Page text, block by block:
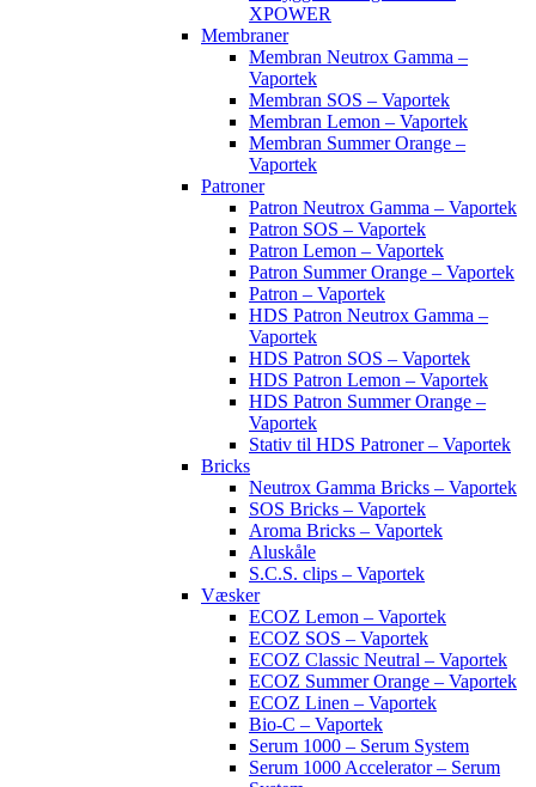
XPOWER
Membraner
Membran Neutrox Gamma –
Vaportek
Membran SOS – Vaportek
Membran Lemon – Vaportek
Membran Summer Orange –
Vaportek
Patroner
Patron Neutrox Gamma – Vaportek
Patron SOS – Vaportek
Patron Lemon – Vaportek
Patron Summer Orange – Vaportek
Patron – Vaportek
HDS Patron Neutrox Gamma –
Vaportek
HDS Patron SOS – Vaportek
HDS Patron Lemon – Vaportek
HDS Patron Summer Orange –
Vaportek
Stativ til HDS Patroner – Vaportek
Bricks
Neutrox Gamma Bricks – Vaportek
SOS Bricks – Vaportek
Aroma Bricks – Vaportek
Aluskåle
S.C.S. clips – Vaportek
Væsker
ECOZ Lemon – Vaportek
ECOZ SOS – Vaportek
ECOZ Classic Neutral – Vaportek
ECOZ Summer Orange – Vaportek
ECOZ Linen – Vaportek
Bio-C – Vaportek
Serum 1000 – Serum System
Serum 1000 Accelerator – Serum